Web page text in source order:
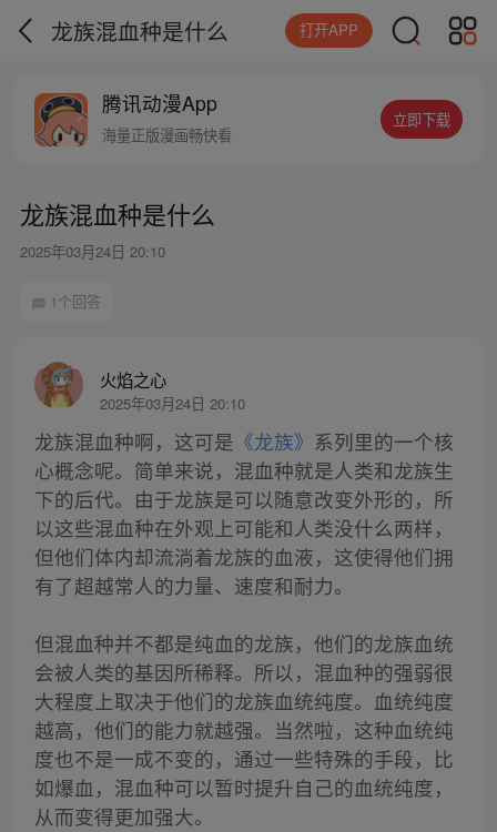
龙族混血种是什么 打开APP
腾讯动漫App
海量正版漫画畅快看
立即下载
龙族混血种是什么
2025年03月24日 20:10
1个回答
火焰之心
2025年03月24日 20:10
龙族混血种啊，这可是 《龙族》 系列里的一个核
心概念呢。简单来说，混血种就是人类和龙族生
下的后代。由于龙族是可以随意改变外形的，所
以这些混血种在外观上可能和人类没什么两样，
但他们体内却流淌着龙族的血液，这使得他们拥
有了超越常人的力量、速度和耐力。
但混血种并不都是纯血的龙族，他们的龙族血统
会被人类的基因所稀释。所以，混血种的强弱很
大程度上取决于他们的龙族血统纯度。血统纯度
越高，他们的能力就越强。当然啦，这种血统纯
度也不是一成不变的，通过一些特殊的手段，比
如爆血，混血种可以暂时提升自己的血统纯度，
从而变得更加强大。